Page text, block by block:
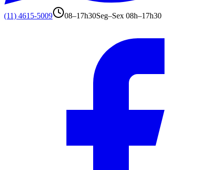
(11) 4615-5009 08–17h30Seg–Sex 08h–17h30